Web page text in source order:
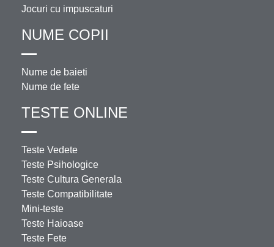
Jocuri cu impuscaturi
NUME COPII
Nume de baieti
Nume de fete
TESTE ONLINE
Teste Vedete
Teste Psihologice
Teste Cultura Generala
Teste Compatibilitate
Mini-teste
Teste Haioase
Teste Fete